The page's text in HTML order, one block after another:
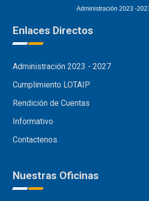
Administración 2023 -
Enlaces Directos
Administración 2023 - 2027
Cumplimiento LOTAIP
Rendición de Cuentas
Informativo
Contactenos
Nuestras Oficinas